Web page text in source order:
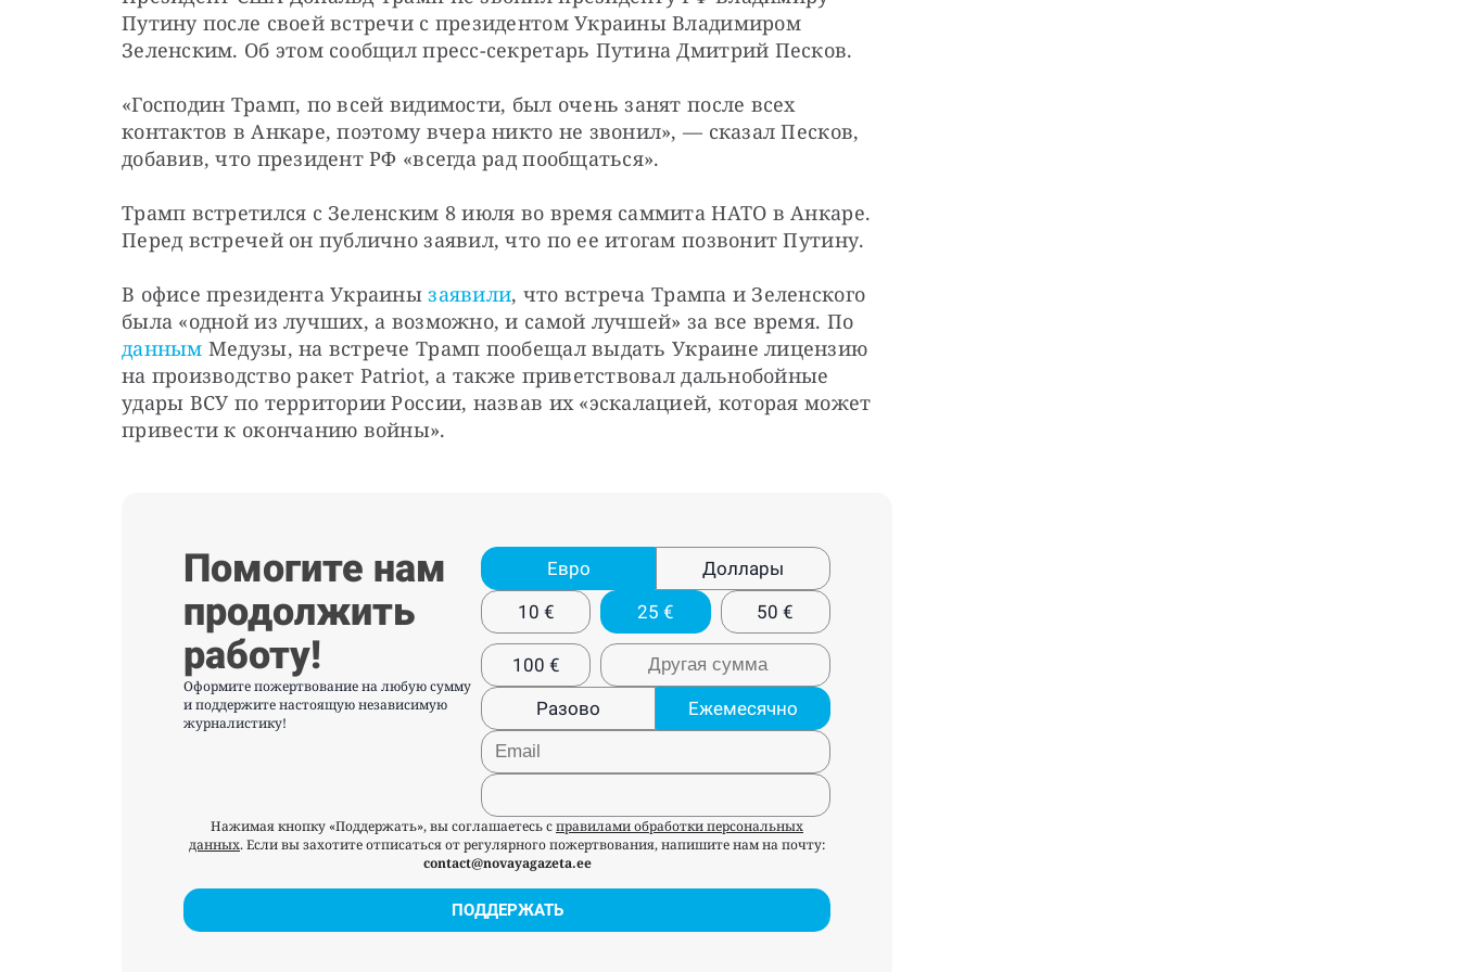
Путину после своей встречи с президентом Украины Владимиром
Зеленским. Об этом сообщил пресс-секретарь Путина Дмитрий Песков.
«Господин Трамп, по всей видимости, был очень занят после всех
контактов в Анкаре, поэтому вчера никто не звонил», — сказал Песков,
добавив, что президент РФ «всегда рад пообщаться».
Трамп встретился с Зеленским 8 июля во время саммита НАТО в Анкаре.
Перед встречей он публично заявил, что по ее итогам позвонит Путину.
В офисе президента Украины заявили, что встреча Трампа и Зеленского
данным Медузы, на встрече Трамп пообещал выдать Украине лицензию
на производство ракет Patriot, а также приветствовал дальнобойные
удары ВСУ по территории России, назвав их «эскалацией, которая может
привести к окончанию войны».
Помогите нам
продолжить
работу!
Оформите пожертвование на любую сумму
и поддержите настоящую независимую
журналистику!
Евро
Доллары
10 € 25 € 50 €
100 €
Разово
Ежемесячно
Нажимая кнопку «Поддержать», вы соглашаетесь справилами обработки персональных
данных. Если вы захотите отписаться от регулярного пожертвования, напишите нам на почту:
contact@novayagazeta.ee
ПОДДЕРЖАТЬ